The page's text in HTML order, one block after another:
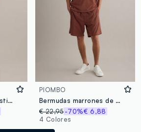
Short de algodón elástico a rayas multicolor, corte regular
PIOMBO
Bermudas marrones de mezcla de algodón con cintura elástica
€ 22,95 -70%€ 6,88
4 Colores